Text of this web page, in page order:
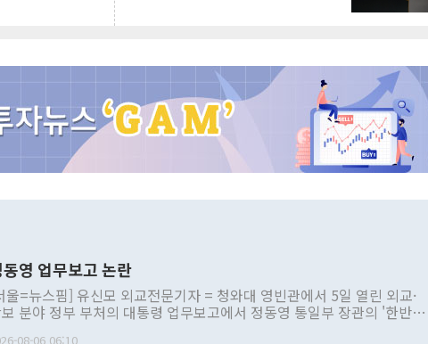
동영 업무보고 논란
울=뉴스핌] 유신모 외교전문기자 = 청와대 영빈관에서 5일 열린 외교·
분야 정부 부처의 대통령 업무보고에서 정동영 통일부 장관의 '한반도
08-06 06:10